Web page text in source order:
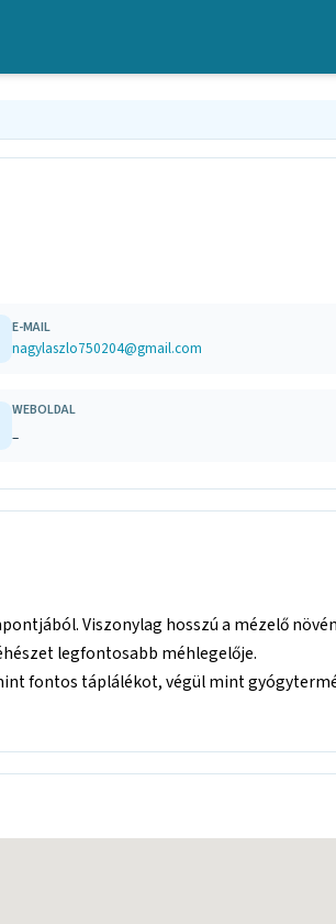
E-MAIL
nagylaszlo750204@gmail.com
WEBOLDAL
–
Viszonylag hosszú a mézelő
legfontosabb méhlegelője.
fontos táplálékot, végül mint